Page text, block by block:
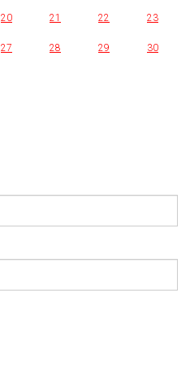
20 21 22 23
27 28 29 30